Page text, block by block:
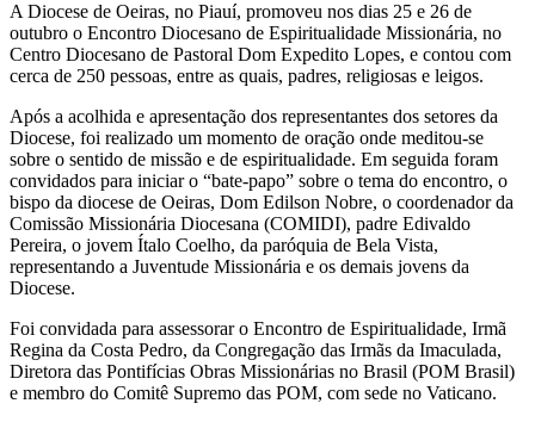
A Diocese de Oeiras, no Piauí, promoveu nos dias 25 e 26 de
outubro o Encontro Diocesano de Espiritualidade Missionária, no
Centro Diocesano de Pastoral Dom Expedito Lopes, e contou com
cerca de 250 pessoas, entre as quais, padres, religiosas e leigos.
Após a acolhida e apresentação dos representantes dos setores da
Diocese, foi realizado um momento de oração onde meditou-se
sobre o sentido de missão e de espiritualidade. Em seguida foram
convidados para iniciar o “bate-papo” sobre o tema do encontro, o
bispo da diocese de Oeiras, Dom Edilson Nobre, o coordenador da
Comissão Missionária Diocesana (COMIDI), padre Edivaldo
Pereira, o jovem Ítalo Coelho, da paróquia de Bela Vista,
representando a Juventude Missionária e os demais jovens da
Diocese.
Foi convidada para assessorar o Encontro de Espiritualidade, Irmã
Regina da Costa Pedro, da Congregação das Irmãs da Imaculada,
Diretora das Pontifícias Obras Missionárias no Brasil (POM Brasil)
e membro do Comitê Supremo das POM, com sede no Vaticano.